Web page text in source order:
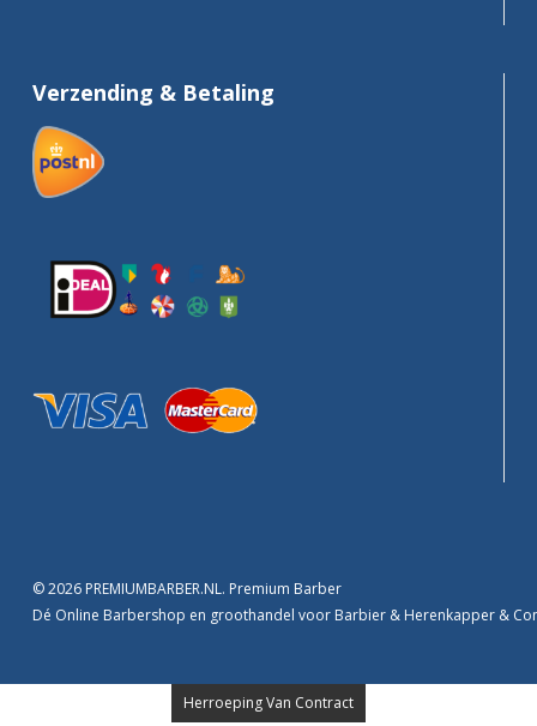
Verzending & Betaling
© 2026 PREMIUMBARBER.NL. Premium Barber
Dé Online Barbershop en groothandel voor Barbier & Herenkapper &
Herroeping Van Contract